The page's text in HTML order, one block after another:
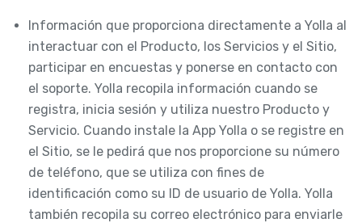
Información que proporciona directamente a Yolla al
interactuar con el Producto, los Servicios y el Sitio,
participar en encuestas y ponerse en contacto con
el soporte. Yolla recopila información cuando se
registra, inicia sesión y utiliza nuestro Producto y
Servicio. Cuando instale la App Yolla o se registre en
el Sitio, se le pedirá que nos proporcione su número
de teléfono, que se utiliza con fines de
identificación como su ID de usuario de Yolla. Yolla
también recopila su correo electrónico para enviarle